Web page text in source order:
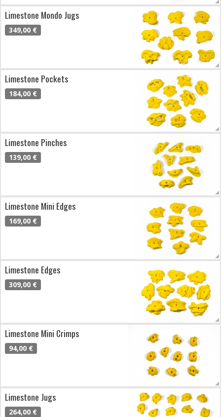
Limestone Mondo Jugs
349,00 €
Limestone Pockets
184,00 €
Limestone Pinches
139,00 €
Limestone Mini Edges
169,00 €
Limestone Edges
309,00 €
Limestone Mini Crimps
94,00 €
Limestone Jugs
264,00 €